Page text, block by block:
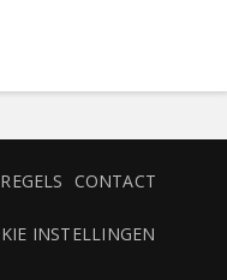
CONTACT
INSTELLINGEN